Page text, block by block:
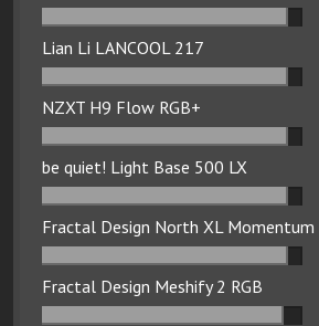
Lian Li LANCOOL 217
NZXT H9 Flow RGB+
be quiet! Light Base 500 LX
Fractal Design North XL Momentum
Fractal Design Meshify 2 RGB